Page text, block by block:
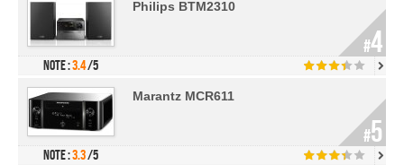
Philips BTM2310
Note :3.4/5
#4
Marantz MCR611
Note :3.3/5
#5